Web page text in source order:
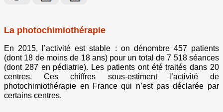
La photochimiothérapie
En 2015, l’activité est stable : on dénombre 457 patients
(dont 18 de moins de 18 ans) pour un total de 7 518 séances
(dont 287 en pédiatrie). Les patients ont été traités dans 20
centres. Ces chiffres sous-estiment l’activité de
photochimiothérapie en France qui n’est pas déclarée par
certains centres.